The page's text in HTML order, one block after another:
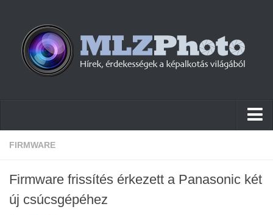
Hírek
Cikkek
Szoftver
FIRMWARE
Firmware frissítés érkezett a Panasonic két
új csúcsgépéhez